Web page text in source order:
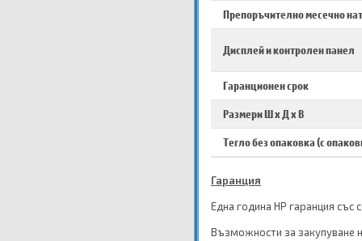
Препоръчително месечно
Дисплей и контролен панел
Гаранционен срок
Размери Ш х Д х В
Тегло без опаковка (с
Гаранция
Една година HP гаранция
Възможности за закупуване